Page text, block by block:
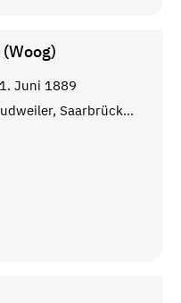
Juni 1889
Dudweiler, Saarbrücken